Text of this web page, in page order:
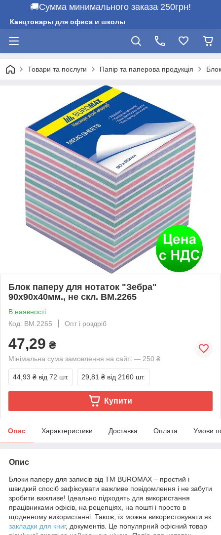
🚚Сумма минимального заказа 250грн!
Канцтовары для офиса и школы
Товари та послуги Папір та паперова продукція
Блок паперу для нотаток "Зебра"
90х90х40мм., не скл. BM.2265
В наявності
Код: BM.2265
Опт і роздріб
47,29 ₴
Мінімальна сума замовлення на сайті — 250 ₴
44,93 ₴ від 72 шт. 29,81 ₴ від 2160 шт.
Купити
Опис Характеристики Доставка Оплата Умови
Опис
Блоки паперу для записів від ТМ BUROMAX – простий і
швидкий спосіб зафіксувати важливе повідомлення і не забути
зробити важливе! Ідеально підходять для використання
працівниками офісів, на рецепціях, на пошті і просто в
щоденному використанні. Також, їх можна використовувати як
закладки для книг, документів. Це популярний офісний товар